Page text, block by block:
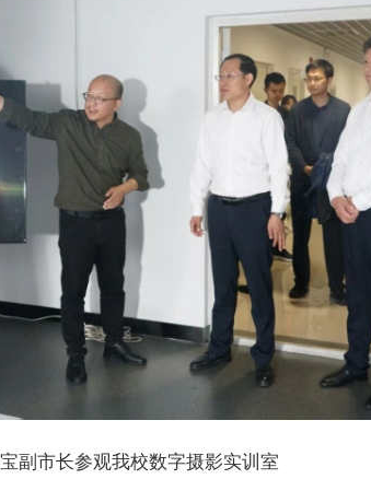
副市长参观我校数字摄影实训室